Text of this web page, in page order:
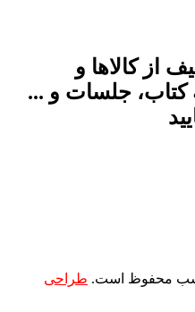
تخفیف از کالاها و
کتاب، جلسات و ...
شب محفوظ است. طراحی